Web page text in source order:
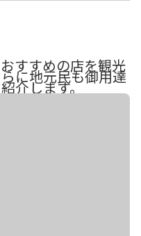
すすめの店を観光
に地元民も御用達
介します。